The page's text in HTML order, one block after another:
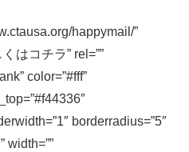
happymail/”
はコチラ” rel=””
color=”#fff”
borderradius=”5″
width=””